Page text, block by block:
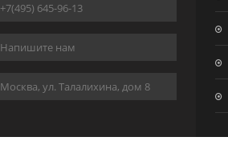
+7(495) 645-96-13
Напишите нам
Москва, ул. Талалихина, дом 8